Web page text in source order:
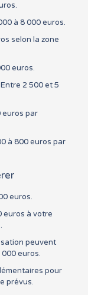
à 8 000 euros.
selon la zone
euros.
2 500 et 5
euros par
à 800 euros par
euros.
euros à votre
peuvent
euros.
pour
prévus.